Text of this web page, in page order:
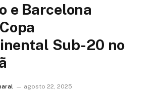
e Barcelona
Sub-20 no
agosto 22, 2025